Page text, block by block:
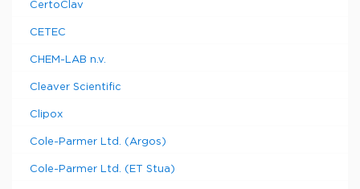
CertoClav
CETEC
CHEM-LAB n.v.
Cleaver Scientific
Clipox
Cole-Parmer Ltd. (Argos)
Cole-Parmer Ltd. (ET Stua)